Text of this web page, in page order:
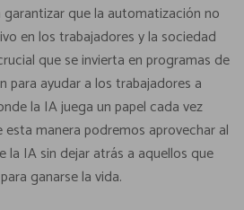
que la automatización no
en los trabajadores y la sociedad
que se invierta en programas de
para ayudar a los trabajadores a
la IA juega un papel cada vez
manera podremos aprovechar al
la IA sin dejar atrás a aquellos que
ganarse la vida.